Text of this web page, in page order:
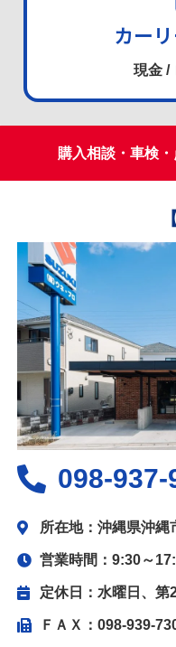
カー
現金 /
購入相談・車検
098-937-
所在地：沖縄県沖縄
営業時間：9:30～
定休日：水曜日、第
ＦＡＸ：098-939-